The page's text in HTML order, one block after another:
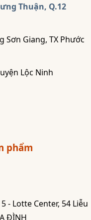
Thuận, Q.12
Sơn Giang, TX Phước
Lộc Ninh
phẩm
- Lotte Center, 54 Liễu
ĐÌNH